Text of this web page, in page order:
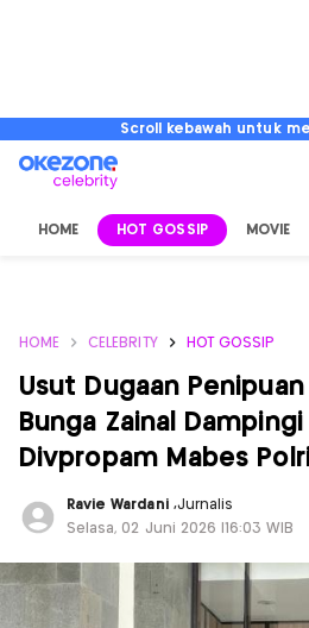
Scroll kebawah untuk
HOME HOT GOSSIP MOVIE
HOME CELEBRITY HOT GOSSIP
Usut Dugaan
Bunga Zainal
Divpropam Mabes
Ravie Wardani ,Jurnalis
Selasa, 02 Juni 2026 |16:03 WIB